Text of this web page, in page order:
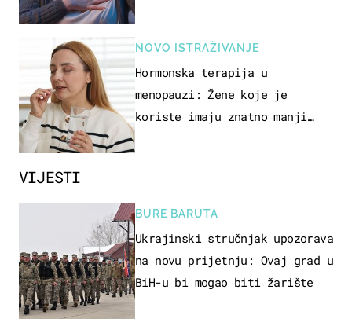
VIJESTI
BURE BARUTA
Ukrajinski stručnjak upozorava
na novu prijetnju: Ovaj grad u
BiH-u bi mogao biti žarište
NOVO ISTRAŽIVANJE
Hormonska terapija u
menopauzi: Žene koje je
koriste imaju znatno manji